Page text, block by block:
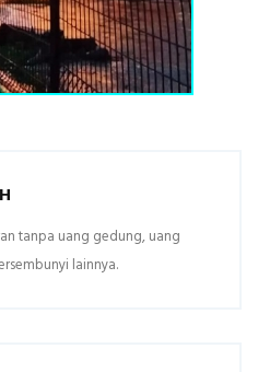
tanpa uang gedung, uang
lainnya.